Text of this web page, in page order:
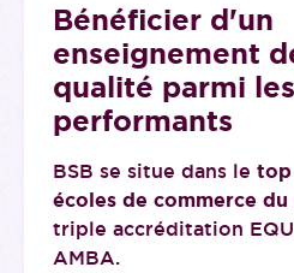
Bénéficier d'un
enseignement
qualité parmi
performants
BSB se situe dans le top
écoles de commerce du
triple accréditation
AMBA.